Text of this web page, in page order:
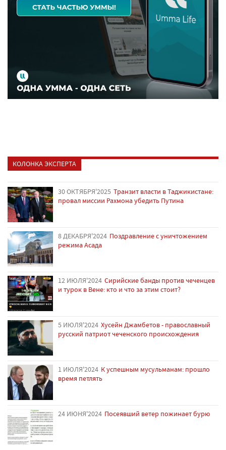
КОЛОНКА ЭКСПЕРТА
30 ОКТЯБРЯ'2025 Транзит власти в Таджикистане:
провал миссии Рахмона убедить Путина
8 ДЕКАБРЯ'2024 Поздравление с уничтожением
режима Асада
12 ИЮЛЯ'2024 Сирийские банды против чеченцев
и турок в Вене: кто и что за этим стоит?
5 ИЮЛЯ'2024 Хусейн Джамбетов - православный
русский патриот чеченского происхождения
1 ИЮЛЯ'2024 К успешным мусульманам: прошло
время петлять
24 ИЮНЯ'2024 Посеявший ветер пожинает бурю